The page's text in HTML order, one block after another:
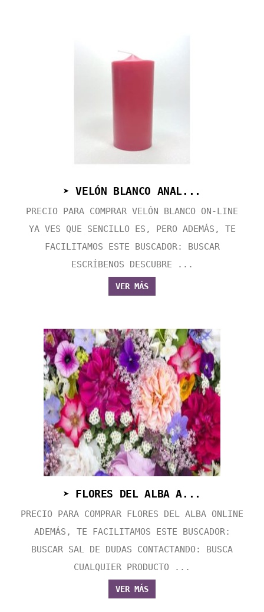
➤ VELÓN BLANCO ANAL...
PRECIO PARA COMPRAR VELÓN BLANCO ON-LINE
YA VES QUE SENCILLO ES, PERO ADEMÁS, TE
FACILITAMOS ESTE BUSCADOR: BUSCAR
ESCRÍBENOS DESCUBRE ...
VER MÁS
➤ FLORES DEL ALBA A...
PRECIO PARA COMPRAR FLORES DEL ALBA ONLINE
ADEMÁS, TE FACILITAMOS ESTE BUSCADOR:
BUSCAR SAL DE DUDAS CONTACTANDO: BUSCA
CUALQUIER PRODUCTO ...
VER MÁS